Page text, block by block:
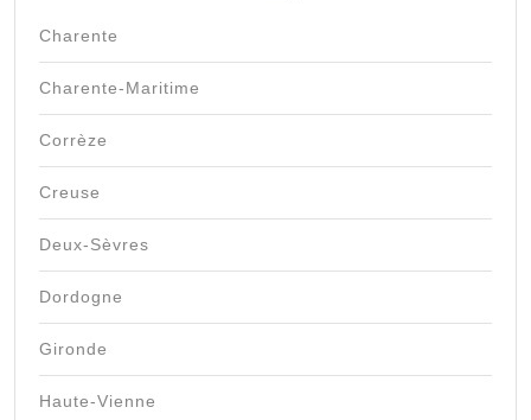
Charente
Charente-Maritime
Corrèze
Creuse
Deux-Sèvres
Dordogne
Gironde
Haute-Vienne